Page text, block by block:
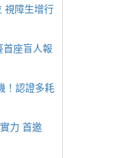
視障生增行
座盲人報
！認證多耗
力 首邀